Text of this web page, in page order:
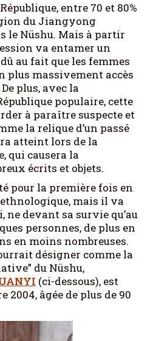
entre 70 et 80%
du Jiangyong
le Nüshu. Mais à partir
va entamer un
au fait que les femmes
plus massivement accès
plus, avec la
populaire, cette
à paraître suspecte et
la relique d’un passé
atteint lors de la
qui causera la
écrits et objets.
pour la première fois en
mais il va
ne devant sa survie qu’au
personnes, de plus en
en moins nombreuses.
désigner comme la
du Nüshu,
(ci-dessous), est
2004, âgée de plus de 90